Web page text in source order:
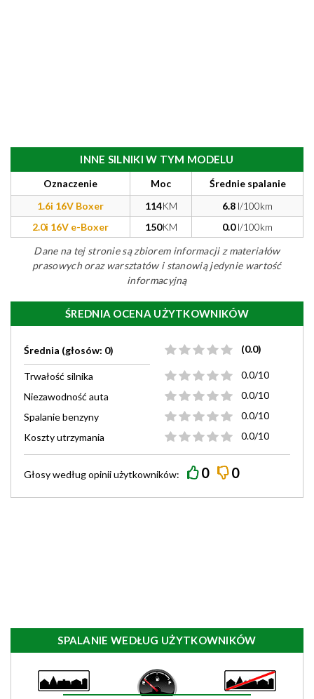
INNE SILNIKI W TYM MODELU
Oznaczenie Moc
Średnie spalanie
1.6i 16V Boxer
114KM 6.8 l/100km
2.0i 16V e-Boxer
150KM 0.0l/100km
Dane na tej stronie są zbiorem informacji z materiałów
prasowych oraz warsztatów i stanowią jedynie wartość
informacyjną
ŚREDNIA OCENA UŻYTKOWNIKÓW
Średnia (głosów: 0) (0.0)
Trwałość silnika
0.0/10
Niezawodność auta
0.0/10
Spalanie benzyny
0.0/10
Koszty utrzymania
0.0/10
Głosy wedługopiniiużytkowników: 0 0
SPALANIE WEDŁUG UŻYTKOWNIKÓW